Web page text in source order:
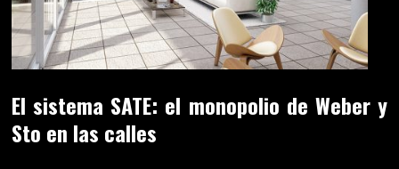
El sistema SATE: el monopolio de Weber y
Sto en las calles